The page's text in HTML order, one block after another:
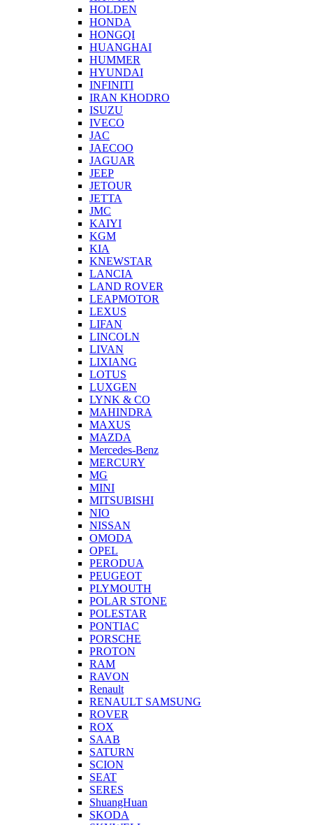
HOLDEN
HONDA
HONGQI
HUANGHAI
HUMMER
HYUNDAI
INFINITI
IRAN KHODRO
ISUZU
IVECO
JAC
JAECOO
JAGUAR
JEEP
JETOUR
JETTA
JMC
KAIYI
KGM
KIA
KNEWSTAR
LANCIA
LAND ROVER
LEAPMOTOR
LEXUS
LIFAN
LINCOLN
LIVAN
LIXIANG
LOTUS
LUXGEN
LYNK & CO
MAHINDRA
MAXUS
MAZDA
Mercedes-Benz
MERCURY
MG
MINI
MITSUBISHI
NIO
NISSAN
OMODA
OPEL
PERODUA
PEUGEOT
PLYMOUTH
POLAR STONE
POLESTAR
PONTIAC
PORSCHE
PROTON
RAM
RAVON
Renault
RENAULT SAMSUNG
ROVER
ROX
SAAB
SATURN
SCION
SEAT
SERES
ShuangHuan
SKODA